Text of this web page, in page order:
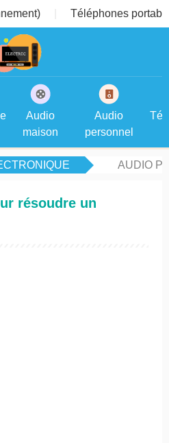
Téléphones
Audio
maison
Audio
personnel
AUDIO
résoudre un